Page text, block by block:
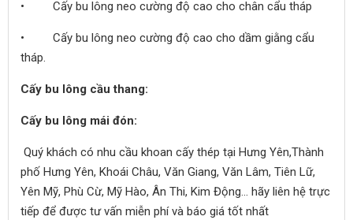
• Cấy bu lông neo cường độ cao cho chân cẩu tháp
• Cấy bu lông neo cường độ cao cho dầm giằng cẩu
tháp.
Cấy bu lông cầu thang:
Cấy bu lông mái đón:
Quý khách có nhu cầu khoan cấy thép tại Hưng Yên,Thành
phố Hưng Yên, Khoái Châu, Văn Giang, Văn Lâm, Tiên Lữ,
Yên Mỹ, Phù Cừ, Mỹ Hào, Ân Thi, Kim Động… hãy liên hệ trực
tiếp để được tư vấn miễn phí và báo giá tốt nhất